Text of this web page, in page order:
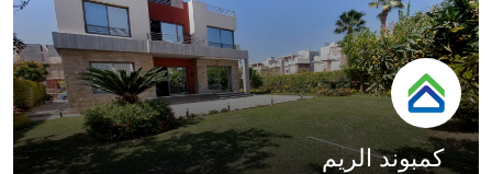
كمبوند الريم